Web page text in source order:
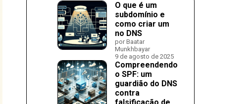
O que é um
subdomínio e
como criar um
no DNS
por Baatar
Munkhbayar
9 de agosto de 2025
Compreendendo
o SPF: um
guardião do DNS
contra